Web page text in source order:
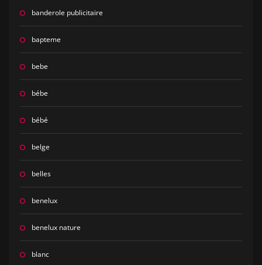
banderole publicitaire
bapteme
bebe
bébe
bébé
belge
belles
benelux
benelux nature
blanc